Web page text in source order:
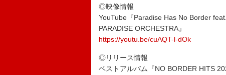
◎映像情報
YouTube『Paradise Has No Border
PARADISE ORCHESTRA』
https://youtu.be/cuAQT-l-dOk
◎リリース情報
ベストアルバム『NO BORDER HITS